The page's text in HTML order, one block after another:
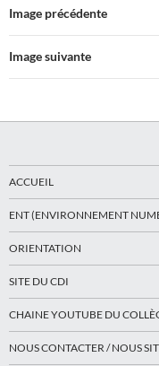
Image précédente
Image suivante
ACCUEIL
ENT (ENVIRONNEMENT
ORIENTATION
SITE DU CDI
CHAINE YOUTUBE DU
NOUS CONTACTER / NOUS